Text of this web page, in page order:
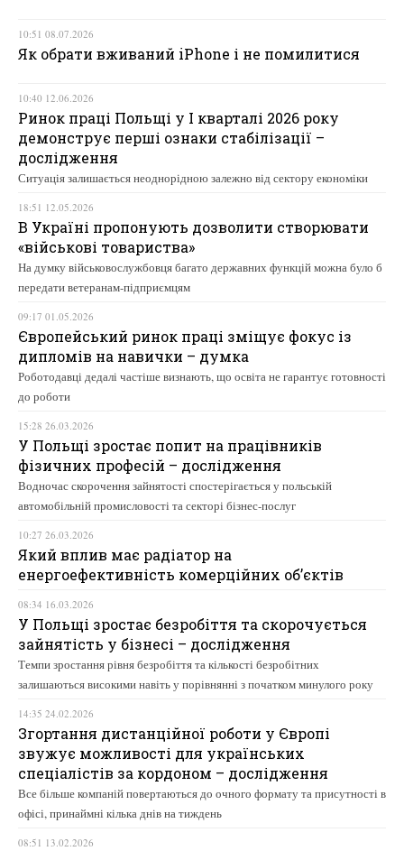
10:51 08.07.2026
Як обрати вживаний iPhone і не помилитися
10:40 12.06.2026
Ринок праці Польщі у І кварталі 2026 року
демонструє перші ознаки стабілізації –
дослідження
Ситуація залишається неоднорідною залежно від сектору економіки
18:51 12.05.2026
В Україні пропонують дозволити створювати
«військові товариства»
На думку військовослужбовця багато державних функцій можна було б
передати ветеранам-підприємцям
09:17 01.05.2026
Європейський ринок праці зміщує фокус із
дипломів на навички – думка
Роботодавці дедалі частіше визнають, що освіта не гарантує готовності
до роботи
15:28 26.03.2026
У Польщі зростає попит на працівників
фізичних професій – дослідження
Водночас скорочення зайнятості спостерігається у польській
автомобільній промисловості та секторі бізнес-послуг
10:27 26.03.2026
Який вплив має радіатор на
енергоефективність комерційних об’єктів
08:34 16.03.2026
У Польщі зростає безробіття та скорочується
зайнятість у бізнесі – дослідження
Темпи зростання рівня безробіття та кількості безробітних
залишаються високими навіть у порівнянні з початком минулого року
14:35 24.02.2026
Згортання дистанційної роботи у Європі
звужує можливості для українських
спеціалістів за кордоном – дослідження
Все більше компаній повертаються до очного формату та присутності в
офісі, принаймні кілька днів на тиждень
08:51 13.02.2026